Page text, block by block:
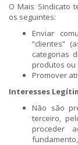
O Mais Sindicato
os seguintes:
​Enviar
“clientes”
categorias
produtos ou
Promover
Interesses
Não são
terceiro,
proceder